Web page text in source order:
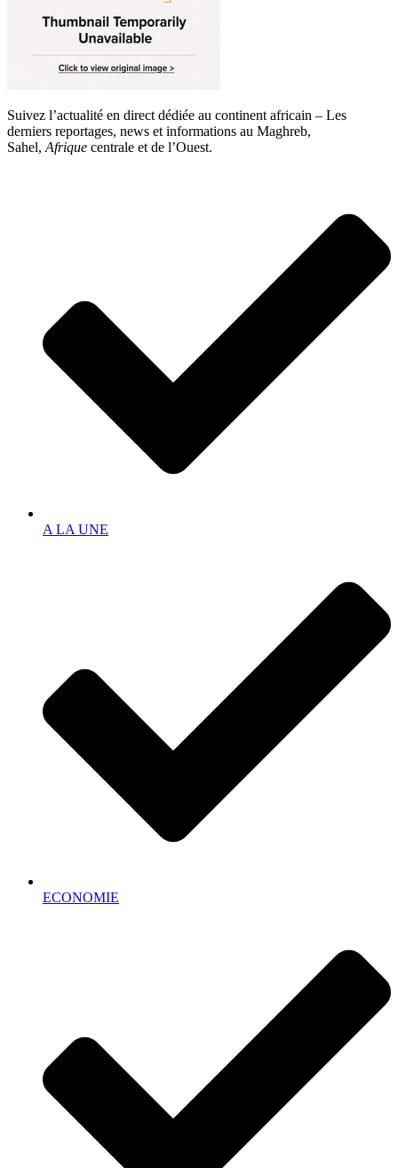
Suivez l’actualité en direct dédiée au continent africain – Les
derniers reportages, news et informations au Maghreb,
Sahel, Afrique centrale et de l’Ouest.
A LA UNE
ECONOMIE